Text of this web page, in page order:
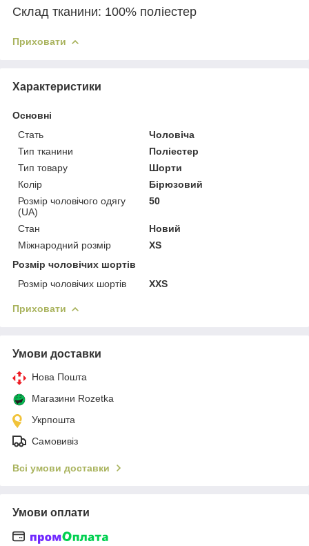
Склад тканини: 100% поліестер
Приховати
Характеристики
Основні
Стать
Чоловіча
Тип тканини
Поліестер
Тип товару
Шорти
Колір
Бірюзовий
Розмір чоловічого одягу
(UA)
50
Стан
Новий
Міжнародний розмір
XS
Розмір чоловічих шортів
Розмір чоловічих шортів
XXS
Приховати
Умови доставки
Нова Пошта
Магазини Rozetka
Укрпошта
Самовивіз
Всі умови доставки
Умови оплати